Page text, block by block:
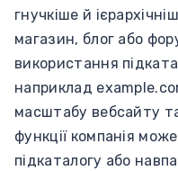
гнучкіше й
магазин, блог або
використання
наприклад
масштабу вебсайту
функції компанія
підкаталогу або